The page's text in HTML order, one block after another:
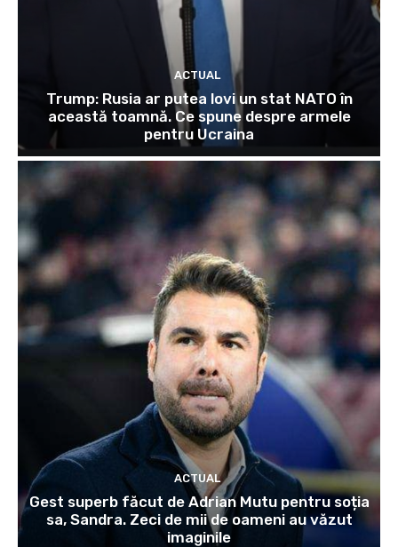
ACTUAL
Trump: Rusia ar putea lovi un stat NATO în
această toamnă. Ce spune despre armele
pentru Ucraina
ACTUAL
Gest superb făcut de Adrian Mutu pentru soția
sa, Sandra. Zeci de mii de oameni au văzut
imaginile